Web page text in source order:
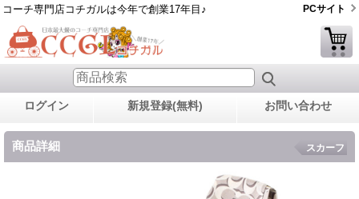
コーチ専門店コチガルは今年で創業17年目♪ PCサイト
ログイン 新規登録(無料) お問い合わせ
商品詳細 スカーフ